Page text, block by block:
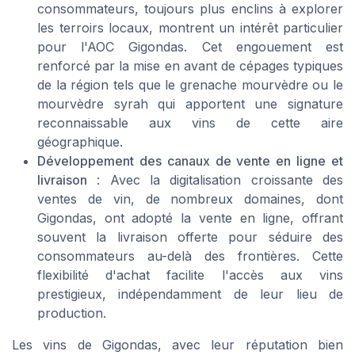
consommateurs, toujours plus enclins à explorer
les terroirs locaux, montrent un intérêt particulier
pour l'AOC Gigondas. Cet engouement est
renforcé par la mise en avant de cépages typiques
de la région tels que le grenache mourvèdre ou le
mourvèdre syrah qui apportent une signature
reconnaissable aux vins de cette aire
géographique.
Développement des canaux de vente en ligne et
livraison : Avec la digitalisation croissante des
ventes de vin, de nombreux domaines, dont
Gigondas, ont adopté la vente en ligne, offrant
souvent la livraison offerte pour séduire des
consommateurs au-delà des frontières. Cette
flexibilité d'achat facilite l'accès aux vins
prestigieux, indépendamment de leur lieu de
production.
Les vins de Gigondas, avec leur réputation bien